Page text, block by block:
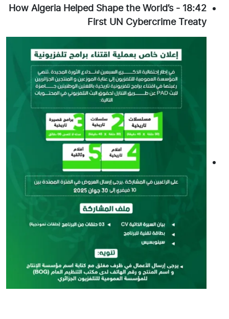
18:42
-
How Algeria Helped Shape the World’s
First UN Cybercrime Treaty